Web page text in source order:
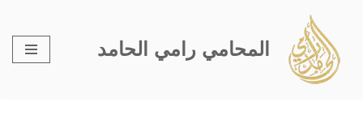
تخطى
إلى
المحتوى
المحامي رامي الحامد